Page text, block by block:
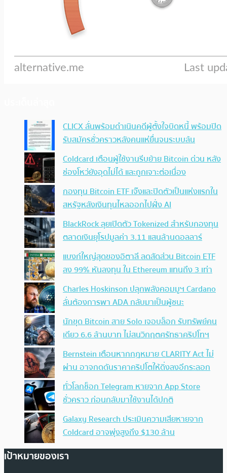
CLICX ลั่นพร้อมดำเนินคดีผู้ตั้งใจบิดหนี้ พร้อมปิด
รับสมัครชั่วคราวหลังคนแห่ยื่นจนระบบล้น
Coldcard เตือนผู้ใช้งานรีบย้าย Bitcoin ด่วน หลัง
ช่องโหว่ยังอุดไม่ได้ และถูกเจาะต่อเนื่อง
กองทุน Bitcoin ETF เจ๊งและปิดตัวเป็นแห่งแรกใน
สหรัฐหลังเงินทุนไหลออกไปฝั่ง AI
BlackRock ลุยเปิดตัว Tokenized สำหรับกองทุน
ตลาดเงินยุโรปมูลค่า 3.11 แสนล้านดอลลาร์
แบงก์ใหญ่สุดของอิตาลี ลดสัดส่วน Bitcoin ETF
ลง 99% หันลงทุน ใน Ethereum แทนถึง 3 เท่า
Charles Hoskinson ปลุกพลังคอมมูฯ Cardano
ลั่นต้องการพา ADA กลับมาเป็นผู้ชนะ
นักขุด Bitcoin สาย Solo เจอบล็อก รับทรัพย์คน
เดียว 6.6 ล้านบาท ไม่สนวิกฤตศรัทธาคริปโทฯ
Bernstein เตือนหากกฎหมาย CLARITY Act ไม่
ผ่าน อาจกดดันราคาคริปโตให้ดิ่งลงอีกระลอก
ทั่วโลกช็อก Telegram หายจาก App Store
ชั่วคราว ก่อนกลับมาใช้งานได้ปกติ
Galaxy Research ประเมินความเสียหายจาก
Coldcard อาจพุ่งสูงถึง $130 ล้าน
เป้าหมายของเรา